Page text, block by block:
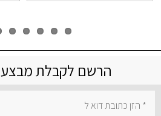
הרשם לקבלת